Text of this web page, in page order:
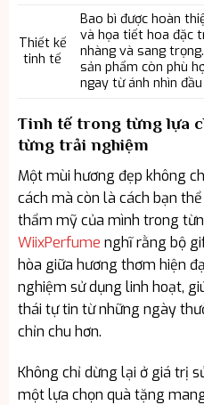
Thiết kế
tinh tế
Bao bì được hoàn
và họa tiết hoa đặc
nhàng và sang
sản phẩm còn phù
ngay từ ánh nhìn
Tinh tế trong từng lựa
từng trải nghiệm
Một mùi hương đẹp không
cách mà còn là cách bạn
thẩm mỹ của mình trong
WiixPerfume nghĩ rằng bộ
hòa giữa hương thơm hiện
nghiệm sử dụng linh hoạt,
thái tự tin từ những ngày
chỉn chu hơn.
Không chỉ dừng lại ở giá trị
một lựa chọn quà tặng